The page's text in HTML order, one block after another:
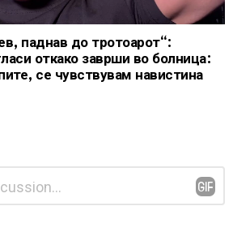
паднав до тротоарот“:
откако заврши во болница:
се чувствувам навистина